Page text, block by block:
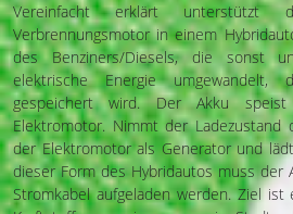
Vereinfacht erklärt unterstützt
Verbrennungsmotor in einem
des Benziners/Diesels, die sonst
elektrische Energie
gespeichert wird. Der Akku
Elektromotor. Nimmt der Ladezustand
der Elektromotor als Generator und
dieser Form des Hybridautos muss
Stromkabel aufgeladen werden. Ziel